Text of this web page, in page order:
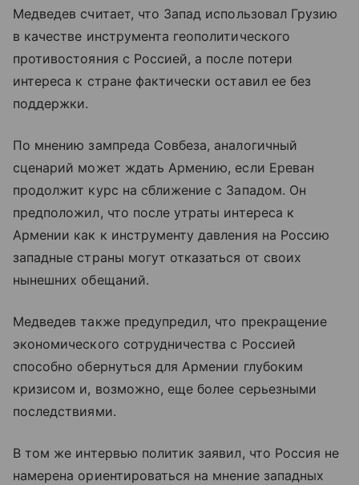
Медведев считает, что Запад использовал Грузию
в качестве инструмента геополитического
противостояния с Россией, а после потери
интереса к стране фактически оставил ее без
поддержки.
По мнению зампреда Совбеза, аналогичный
сценарий может ждать Армению, если Ереван
продолжит курс на сближение с Западом. Он
предположил, что после утраты интереса к
Армении как к инструменту давления на Россию
западные страны могут отказаться от своих
нынешних обещаний.
Медведев также предупредил, что прекращение
экономического сотрудничества с Россией
способно обернуться для Армении глубоким
кризисом и, возможно, еще более серьезными
последствиями.
В том же интервью политик заявил, что Россия не
намерена ориентироваться на мнение западных